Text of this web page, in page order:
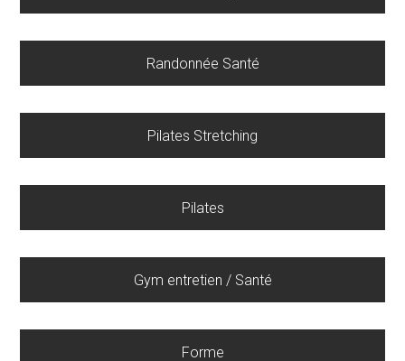
Randonnée Santé
Pilates Stretching
Pilates
Gym entretien / Santé
Forme